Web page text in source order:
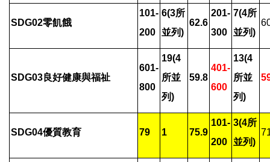
SDG02零飢餓
101-
200
6(3所
並列)
62.6
201-
300
7(4所
並列)
SDG03 良好健康與福祉
601-
800
19(4
所並
列)
59.8
401-
600
13(4
所並
列)
SDG04優質教育 79 1 75.9
101-
200
3(4所
並列)